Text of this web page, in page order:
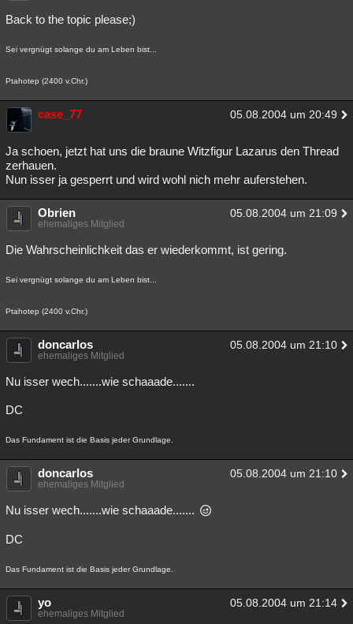
Back to the topic please;)
Sei vergnügt solange du am Leben bist...
Ptahotep (2400 v.Chr.)
case_77 05.08.2004 um 20:49
Ja schoen, jetzt hat uns die braune Witzfigur Lazarus den Thread
zerhauen.
Nun isser ja gesperrt und wird wohl nich mehr auferstehen.
Obrien 05.08.2004 um 21:09
ehemaliges Mitglied
Die Wahrscheinlichkeit das er wiederkommt, ist gering.
Sei vergnügt solange du am Leben bist...
Ptahotep (2400 v.Chr.)
doncarlos 05.08.2004 um 21:10
ehemaliges Mitglied
Nu isser wech.......wie schaaade.......
DC
Das Fundament ist die Basis jeder Grundlage.
doncarlos 05.08.2004 um 21:10
ehemaliges Mitglied
Nu isser wech.......wie schaaade.......
DC
Das Fundament ist die Basis jeder Grundlage.
yo 05.08.2004 um 21:14
ehemaliges Mitglied